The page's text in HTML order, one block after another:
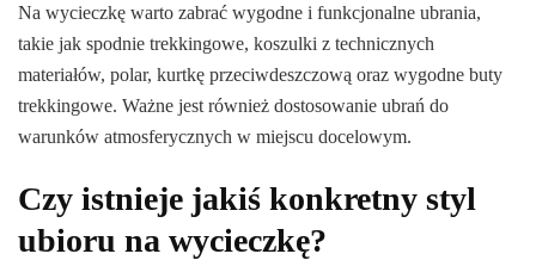
Na wycieczkę warto zabrać wygodne i funkcjonalne ubrania,
takie jak spodnie trekkingowe, koszulki z technicznych
materiałów, polar, kurtkę przeciwdeszczową oraz wygodne buty
trekkingowe. Ważne jest również dostosowanie ubrań do
warunków atmosferycznych w miejscu docelowym.
Czy istnieje jakiś konkretny styl
ubioru na wycieczkę?